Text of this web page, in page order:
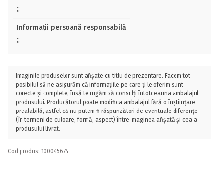
;;
Informații persoană responsabilă
;;
Imaginile produselor sunt afișate cu titlu de prezentare. Facem tot
posibilul să ne asigurăm că informațiile pe care ți le oferim sunt
corecte și complete, însă te rugăm să consulți întotdeauna ambalajul
produsului. Producătorul poate modifica ambalajul fără o înștiințare
prealabilă, astfel că nu putem fi răspunzători de eventuale diferențe
(în termeni de culoare, formă, aspect) între imaginea afișată și cea a
produsului livrat.
Cod produs: 100045674